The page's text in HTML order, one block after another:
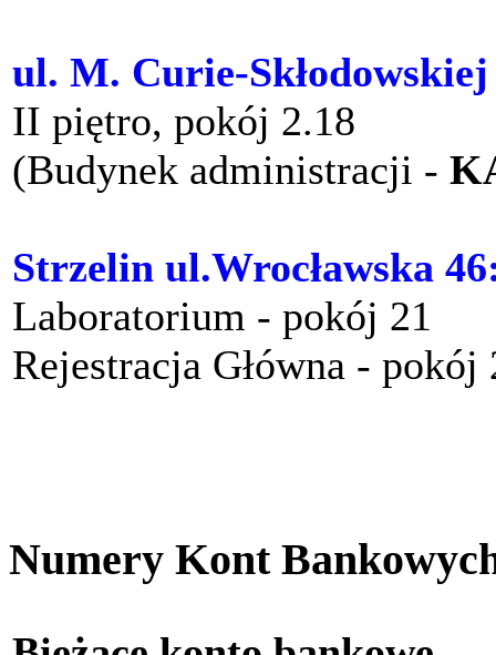
ul. M. Curie-Skłodowskiej
II piętro, pokój 2.18
(Budynek administracji -
Strzelin ul.Wrocławska
Laboratorium - pokój 21
Rejestracja Główna -
Numery Kont